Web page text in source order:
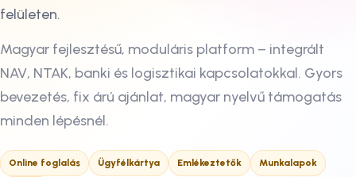
felületen.
Magyar fejlesztésű, moduláris platform – integrált
NAV, NTAK, banki és logisztikai kapcsolatokkal. Gyors
bevezetés, fix árú ajánlat, magyar nyelvű támogatás
minden lépésnél.
Online foglalás Ügyfélkártya Emlékeztetők Munkalapok